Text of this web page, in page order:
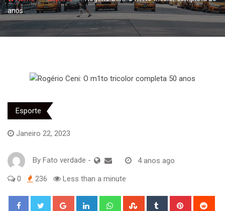
anos
Esporte
Janeiro 22, 2023
By Fato verdade - 4 anos ago
0 236 Less than a minute
Google+ LinkedIn WhatsappStumbleUpon
Tumblr Pinterest